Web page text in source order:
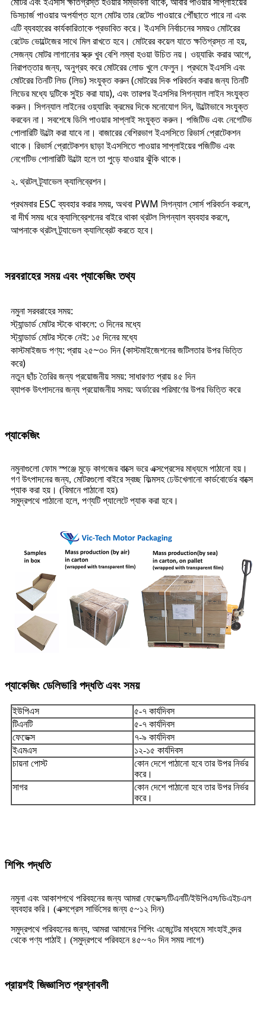
ডিসচার্জ পাওয়ার অপর্যাপ্ত হলে মোটর তার রেটেড পাওয়ারে পৌঁছাতে পারে না এবং
এটি ব্যবহারের কার্যকারিতাকে প্রভাবিত করে। ইএসসি নির্বাচনের সময়ও মোটরের
রেটেড ভোল্টেজের সাথে মিল রাখতে হবে। মোটরের কয়েল যাতে ক্ষতিগ্রস্ত না হয়,
সেজন্য মোটর লাগানোর স্ক্রু খুব বেশি লম্বা হওয়া উচিত নয়। ওয়্যারিং করার আগে,
নিরাপত্তার জন্য, অনুগ্রহ করে মোটরের লোড খুলে ফেলুন। প্রথমে ইএসসি এবং
মোটরের তিনটি লিড (লিড) সংযুক্ত করুন (মোটরের দিক পরিবর্তন করার জন্য তিনটি
লিডের মধ্যে দুটিকে সুইচ করা যায়), এবং তারপর ইএসসির সিগন্যাল লাইন সংযুক্ত
করুন। সিগন্যাল লাইনের ওয়্যারিং ক্রমের দিকে মনোযোগ দিন, উল্টোভাবে সংযুক্ত
করবেন না। সবশেষে ডিসি পাওয়ার সাপ্লাই সংযুক্ত করুন। পজিটিভ এবং নেগেটিভ
পোলারিটি উল্টো করা যাবে না। বাজারের বেশিরভাগ ইএসসিতে রিভার্স প্রোটেকশন
থাকে। রিভার্স প্রোটেকশন ছাড়া ইএসসিতে পাওয়ার সাপ্লাইয়ের পজিটিভ এবং
নেগেটিভ পোলারিটি উল্টো হলে তা পুড়ে যাওয়ার ঝুঁকি থাকে।
২. থ্রটল ট্র্যাভেল ক্যালিব্রেশন।
প্রথমবার ESC ব্যবহার করার সময়, অথবা PWM সিগন্যাল সোর্স পরিবর্তন করলে,
বা দীর্ঘ সময় ধরে ক্যালিব্রেশনের বাইরে থাকা থ্রটল সিগন্যাল ব্যবহার করলে,
আপনাকে থ্রটল ট্র্যাভেল ক্যালিব্রেট করতে হবে।
সরবরাহের সময় এবং প্যাকেজিং তথ্য
নমুনা সরবরাহের সময়:
স্ট্যান্ডার্ড মোটর স্টকে থাকলে: ৩ দিনের মধ্যে
স্ট্যান্ডার্ড মোটর স্টকে নেই: ১৫ দিনের মধ্যে
কাস্টমাইজড পণ্য: প্রায় ২৫~৩০ দিন (কাস্টমাইজেশনের জটিলতার উপর ভিত্তি
করে)
নতুন ছাঁচ তৈরির জন্য প্রয়োজনীয় সময়: সাধারণত প্রায় ৪৫ দিন
ব্যাপক উৎপাদনের জন্য প্রয়োজনীয় সময়: অর্ডারের পরিমাণের উপর ভিত্তি করে
প্যাকেজিং
নমুনাগুলো ফোম স্পঞ্জে মুড়ে কাগজের বাক্সে ভরে এক্সপ্রেসের মাধ্যমে পাঠানো হয়।
গণ উৎপাদনের জন্য, মোটরগুলো বাইরে স্বচ্ছ ফিল্মসহ ঢেউখেলানো কার্ডবোর্ডের বাক্সে
প্যাক করা হয়। (বিমানে পাঠানো হয়)
সমুদ্রপথে পাঠানো হলে, পণ্যটি প্যালেটে প্যাক করা হবে।
প্যাকেজিং ডেলিভারি পদ্ধতি এবং সময়
ইউপিএস
৫-৭ কার্যদিবস
টিএনটি
৫-৭ কার্যদিবস
ফেডেক্স
৭-৯ কার্যদিবস
ইএমএস
১২-১৫ কার্যদিবস
চায়না পোস্ট
কোন দেশে পাঠানো হবে তার উপর নির্ভর
করে।
সাগর
কোন দেশে পাঠানো হবে তার উপর নির্ভর
করে।
শিপিং পদ্ধতি
নমুনা এবং আকাশপথে পরিবহনের জন্য আমরা ফেডেক্স/টিএনটি/ইউপিএস/ডিএইচএল
ব্যবহার করি। (এক্সপ্রেস সার্ভিসের জন্য ৫~১২ দিন)
সমুদ্রপথে পরিবহনের জন্য, আমরা আমাদের শিপিং এজেন্টের মাধ্যমে সাংহাই বন্দর
থেকে পণ্য পাঠাই। (সমুদ্রপথে পরিবহনে ৪৫~৭০ দিন সময় লাগে)
প্রায়শই জিজ্ঞাসিত প্রশ্নাবলী